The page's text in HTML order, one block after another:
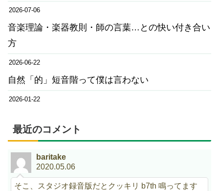
2026-07-06
音楽理論・楽器教則・師の言葉…との快い付き合い
方
2026-06-22
自然「的」短音階って僕は言わない
2026-01-22
最近のコメント
baritake
2020.05.06
そこ、スタジオ録音版だとクッキリ b7th 鳴ってます